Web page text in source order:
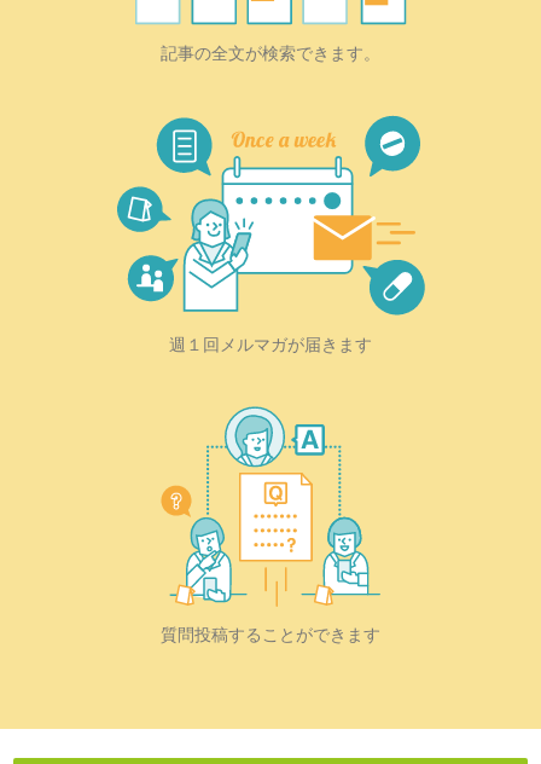
記事の全文が検索できます。
週１回メルマガが届きます
質問投稿することができます